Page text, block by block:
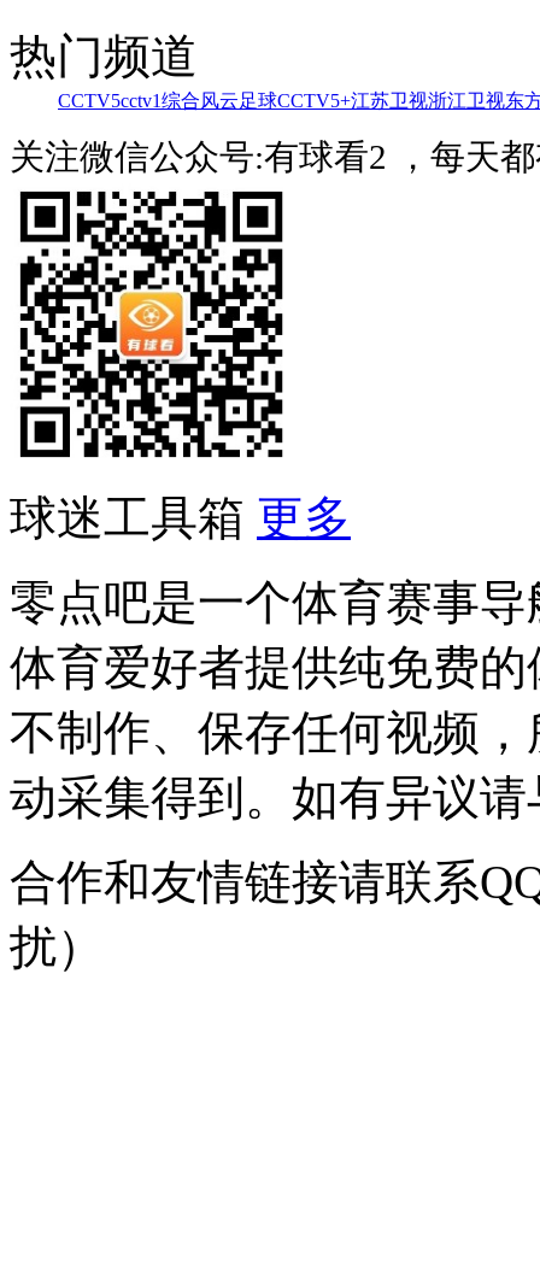
热门频道
CCTV5cctv1综合风云足球CCTV5+江苏卫视浙江卫视东
关注微信公众号:有球看2 ，每天
球迷工具箱 更多
零点吧是一个体育赛事
体育爱好者提供纯免费
不制作、保存任何视频
动采集得到。如有异议
合作和友情链接请联系
扰）